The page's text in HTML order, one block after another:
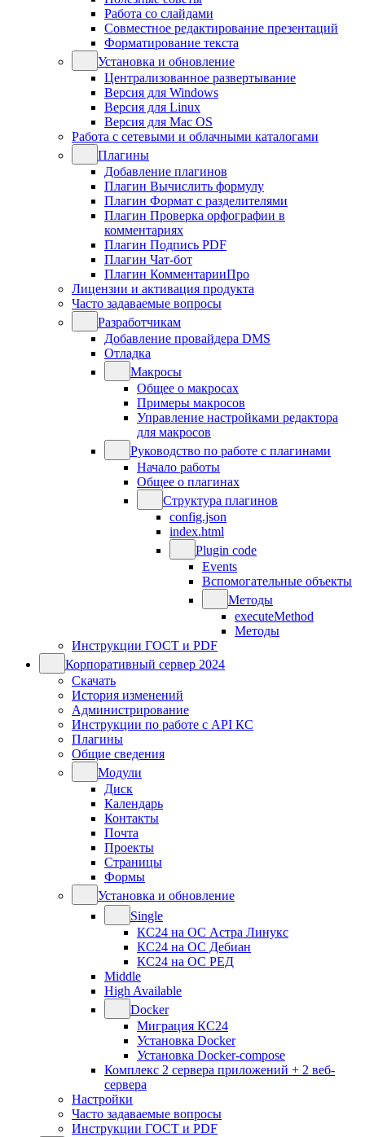
Работа со слайдами
Совместное редактирование презентаций
Форматирование текста
Установка и обновление
Централизованное развертывание
Версия для Windows
Версия для Linux
Версия для Mac OS
Работа с сетевыми и облачными каталогами
Плагины
Добавление плагинов
Плагин Вычислить формулу
Плагин Формат с разделителями
Плагин Проверка орфографии в
комментариях
Плагин Подпись PDF
Плагин Чат-бот
Плагин КомментарииПро
Лицензии и активация продукта
Часто задаваемые вопросы
Разработчикам
Добавление провайдера DMS
Отладка
Макросы
Общее о макросах
Примеры макросов
Управление настройками редактора
для макросов
Руководство по работе с плагинами
Начало работы
Общее о плагинах
Структура плагинов
config.json
index.html
Plugin code
Events
Вспомогательные объекты
Методы
executeMethod
Методы
Инструкции ГОСТ и PDF
Корпоративный сервер 2024
Скачать
История изменений
Администрирование
Инструкции по работе с API КС
Плагины
Общие сведения
Модули
Диск
Календарь
Контакты
Почта
Проекты
Страницы
Формы
Установка и обновление
Single
КС24 на ОС Астра Линукс
КС24 на ОС Дебиан
КС24 на ОС РЕД
Middle
High Available
Docker
Миграция КС24
Установка Docker
Установка Docker-compose
Комплекс 2 сервера приложений + 2 веб-
сервера
Настройки
Часто задаваемые вопросы
Инструкции ГОСТ и PDF